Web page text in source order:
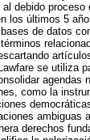
debido
los últimos 5
de datos
se utiliza
agendas
como la
ambiguas
derechos